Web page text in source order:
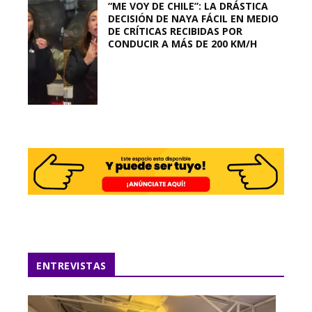
“ME VOY DE CHILE”: LA DRÁSTICA
DECISIÓN DE NAYA FÁCIL EN MEDIO
DE CRÍTICAS RECIBIDAS POR
CONDUCIR A MÁS DE 200 KM/H
ENTREVISTAS